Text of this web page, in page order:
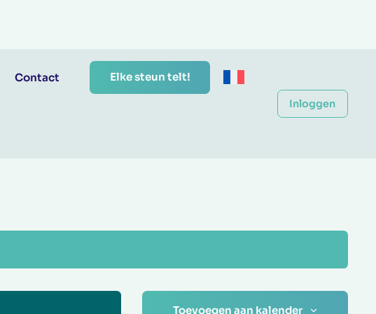
Contact Elke steun telt!
Inloggen
Toevoegen aan kalender